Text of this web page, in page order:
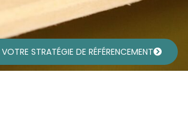
STRATÉGIE DE RÉFÉRENCEMENT